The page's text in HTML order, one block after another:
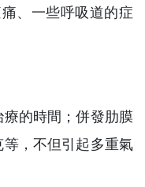
、一些呼吸道的症
的時間；併發肋膜
，不但引起多重氣